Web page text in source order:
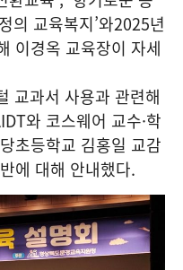
의 교육복지’와2025년
이경옥 교육장이 자세
교과서 사용과 관련해
와 코스웨어 교수·학
초등학교 김홍일 교감
에 대해 안내했다.